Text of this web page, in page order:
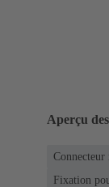
Aperçu
Connecteur
Fixation